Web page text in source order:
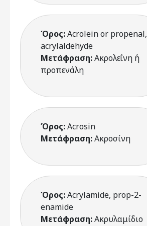
Όρος:Acrolein or propenal,
acrylaldehyde
Μετάφραση:Ακρολεΐνη ή
προπενάλη
Όρος:Acrosin
Μετάφραση:Ακροσίνη
Όρος:Acrylamide, prop-2-
enamide
Μετάφραση:Ακρυλαμίδιο